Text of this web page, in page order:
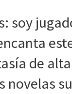
soy
de
novelas